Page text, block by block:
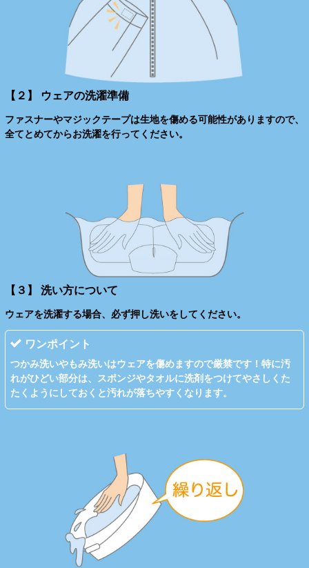
【２】 ウェアの洗濯準備
ファスナーやマジックテープは生地を傷める可能性がありますので、
全てとめてからお洗濯を行ってください。
【３】 洗い方について
ウェアを洗濯する場合、必ず押し洗いをしてください。
ワンポイント
つかみ洗いやもみ洗いはウェアを傷めますので厳禁です！特に汚
れがひどい部分は、スポンジやタオルに洗剤をつけてやさしくた
たくようにしておくと汚れが落ちやすくなります。